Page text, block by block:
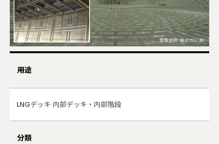
用途
LNGデッキ 内部デッキ・内部階段
分類